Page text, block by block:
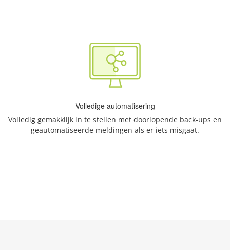
Volledige automatisering
Volledig gemakklijk in te stellen met doorlopende back-ups en
geautomatiseerde meldingen als er iets misgaat.